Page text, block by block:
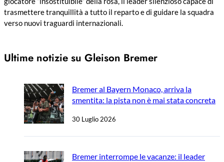
trasmettere tranquillità a tutto il reparto e di guidare la squadra
verso nuovi traguardi internazionali.
Ultime notizie su Gleison Bremer
Bremer al Bayern Monaco, arriva la
smentita: la pista non è mai stata concreta
30 Luglio 2026
Bremer interrompe le vacanze: il leader